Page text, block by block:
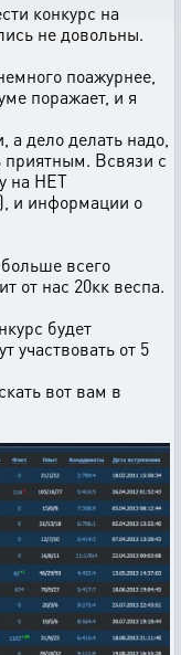
конкурс на
не довольны.
поажурнее,
поражает, и я
а дело делать надо,
приятным. Всвязи с
на НЕТ
и информации о
всего
от нас 20кк веспа.
будет
участвовать от 5
вот вам в